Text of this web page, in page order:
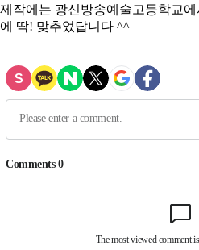
제작에는 광신방송예술고등학교
에 딱! 맞추었답니다 ^^